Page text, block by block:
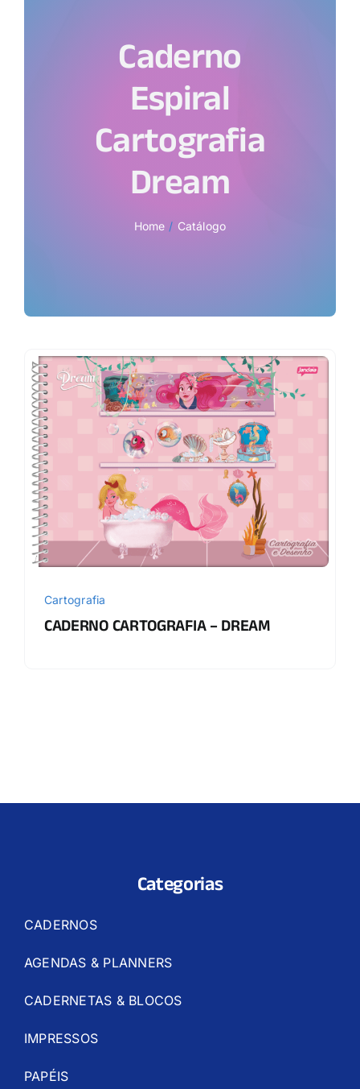
Caderno
Espiral
Cartografia
Dream
Home Catálogo
Cartografia
CADERNO CARTOGRAFIA – DREAM
Categorias
CADERNOS
AGENDAS & PLANNERS
CADERNETAS & BLOCOS
IMPRESSOS
PAPÉIS